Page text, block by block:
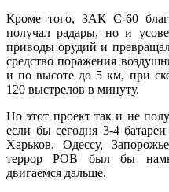
Кроме того, ЗАК С-60
получал радары, но и
приводы орудий и
средство поражения
и по высоте до 5 км, при
120 выстрелов в минуту.
Но этот проект так и не
если бы сегодня 3-4
Харьков, Одессу,
террор РОВ был бы
двигаемся дальше.